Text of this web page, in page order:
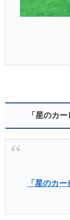
「星のカ
「星のカ